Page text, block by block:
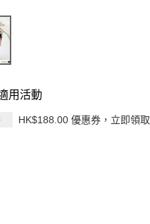
用活動
HK$188.00 優惠券，立即領取